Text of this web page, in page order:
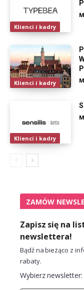
Klienci i kadry
Klienci i kadry
Klienci i kadry
ZAMÓW
Zapisz się na
newslettera!
Bądź na bieżąco z
rabaty.
Wybierz newsletter: